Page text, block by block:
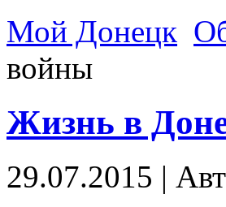
Мой Донецк
войны
Жизнь в
29.07.2015 |